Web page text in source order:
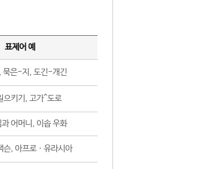
표제어 예
묵은-지, 도긴-개긴
으키기, 고가^도로
어머니, 이솝 우화
슨, 아프로ㆍ유라시아